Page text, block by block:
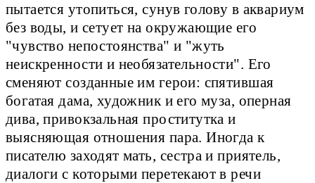
пытается утопиться, сунув голову в аквариум
без воды, и сетует на окружающие его
"чувство непостоянства" и "жуть
неискренности и необязательности". Его
сменяют созданные им герои: спятившая
богатая дама, художник и его муза, оперная
дива, привокзальная проститутка и
выясняющая отношения пара. Иногда к
писателю заходят мать, сестра и приятель,
диалоги с которыми перетекают в речи